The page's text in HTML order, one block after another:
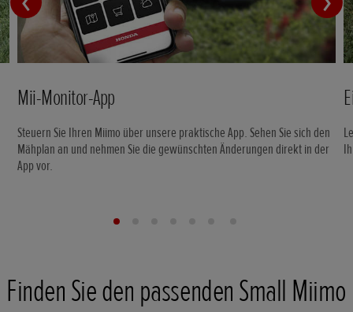
Mii-Monitor-App
Steuern Sie Ihren Miimo über unsere praktische App. Sehen Sie sich den
Mähplan an und nehmen Sie die gewünschten Änderungen direkt in der
App vor.
Finden Sie den passenden Small Miimo